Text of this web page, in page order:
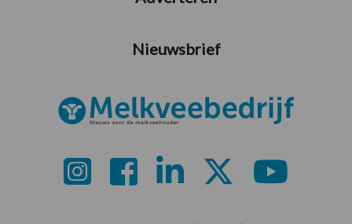
Nieuwsbrief